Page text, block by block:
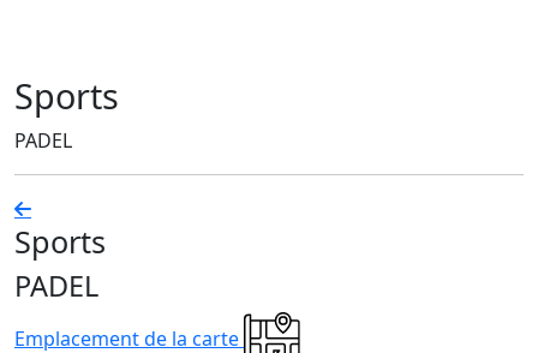
Sports
PADEL
Sports
PADEL
Emplacement de la carte